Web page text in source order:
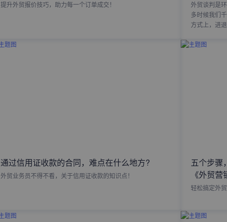
提升外贸报价技巧，助力每一个订单成交！
外贸谈判是
多时候我们
方式上，进退
通过信用证收款的合同，难点在什么地方?
外贸业务员不得不看，关于信用证收款的知识点！
五个步骤
《外贸营
轻松搞定外